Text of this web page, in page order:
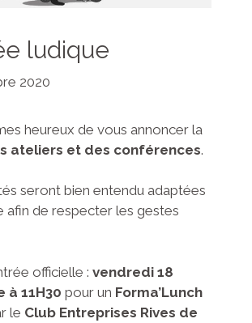
ludique
2020
heureux de vous annoncer la
ateliers et des conférences.
seront bien entendu adaptées
afin de respecter les gestes
officielle : vendredi 18
à 11H30 pour un Forma’Lunch
le Club Entreprises Rives de